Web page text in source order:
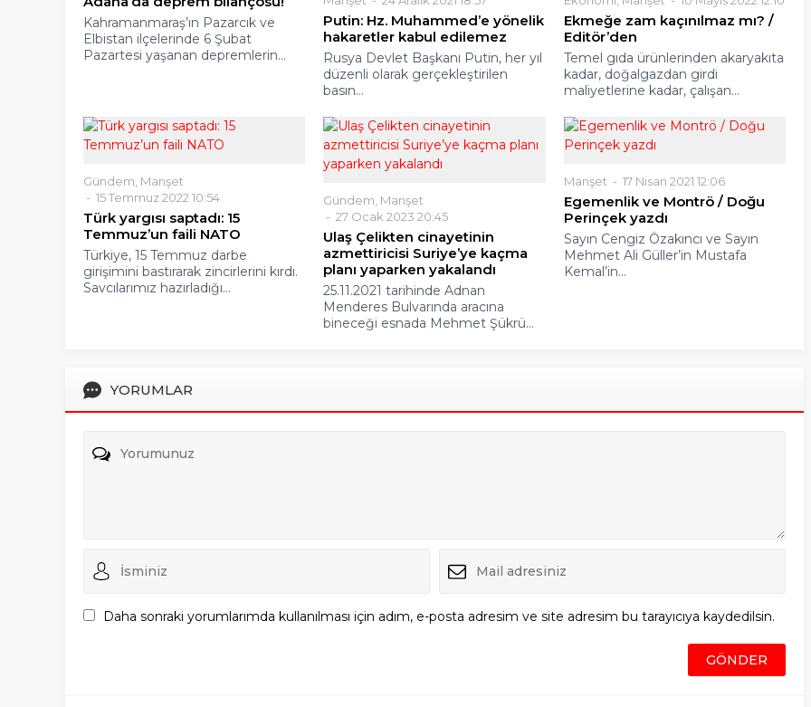
Kahramanmaraş’ın Pazarcık ve
Elbistan ilçelerinde 6 Şubat
Pazartesi yaşanan depremlerin...
Putin: Hz. Muhammed’e yönelik
hakaretler kabul edilemez
Rusya Devlet Başkanı Putin, her yıl
düzenli olarak gerçekleştirilen
basın...
Ekmeğe zam kaçınılmaz mı? /
Editör’den
Temel gıda ürünlerinden akaryakıta
kadar, doğalgazdan girdi
maliyetlerine kadar, çalışan...
Gündem Manşet
15 Temmuz 2022 10:54
Türk yargısı saptadı: 15
Temmuz’un faili NATO
Türkiye, 15 Temmuz darbe
girişimini bastırarak zincirlerini kırdı.
Savcılarımız hazırladığı...
Gündem Manşet
27 Ocak 2023 20:45
Ulaş Çelikten cinayetinin
azmettiricisi Suriye’ye kaçma
planı yaparken yakalandı
25.11.2021 tarihinde Adnan
Menderes Bulvarında aracına
bineceği esnada Mehmet Şükrü...
Manşet 17 Nisan 2021 12:06
Egemenlik ve Montrö / Doğu
Perinçek yazdı
Sayın Cengiz Özakıncı ve Sayın
Mehmet Ali Güller’in Mustafa
Kemal’in...
YORUMLAR
Daha sonraki yorumlarımda kullanılması için adım, e-posta adresim ve site adresim bu tarayıcıya kaydedilsin.